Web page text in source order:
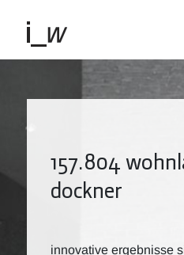
157.804
dockner
innovative ergebnisse